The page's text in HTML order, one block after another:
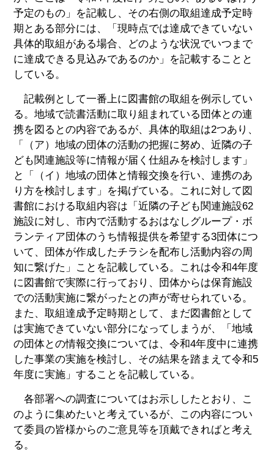
予定のもの」を記載し、その右側の取組達成予定時
期とある部分には、「現時点では達成できていない
具体的取組がある場合、どのような状況でいつまで
に達成できる見込みであるのか」を記載することと
している。
記載例として一番上に図書館の取組を例示してい
る。地域で読書活動に取り組まれている団体との連
携を図るとの内容であるが、具体的取組は2つあり、
「（ア）地域の団体の活動の把握に努め、近隣の子
ども関連施設等に情報が届く仕組みを検討します」
と「（イ）地域の団体と情報交換を行い、連携のあ
り方を検討します」を掲げている。これに対して図
書館における取組内容は「近隣の子ども関連施設62
施設に対し、市内で活動するおはなしグループ・ボ
ランティア団体のうち情報提供を希望する3団体につ
いて、団体が作成したチラシを配布し活動内容の周
知に繋げた」ことを記載している。これは令和4年度
に図書館で実際に行っており、団体からは保育施設
での活動実施に繋がったとの声が寄せられている。
また、取組達成予定時期として、まだ図書館として
は実施できていない部分になってしまうが、「地域
の団体との情報交換については、令和4年度中に連携
した事業の実施を検討し、その結果を踏まえて令和5
年度に実施」することを記載している。
各部署への調査についてはお示ししたとおり、こ
のように集めたいと考えているが、この内容につい
て委員の皆様からのご意見等を頂戴できればと考え
る。